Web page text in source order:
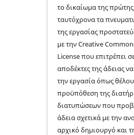
το δικαίωμα της
ταυτόχρονα τα
της εργασίας
με την Creative
License που επιτρέπει
αποδέκτες της άδειας
την εργασία όπως
προϋπόθεση της
διατυπώσεων που
άδεια σχετικά με την
αρχικό δημιουργό και